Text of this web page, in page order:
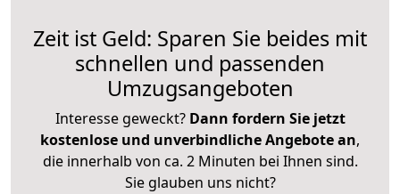
Zeit ist Geld: Sparen Sie beides mit
schnellen und passenden
Umzugsangeboten
Interesse geweckt? Dann fordern Sie jetzt
kostenlose und unverbindliche Angebote an,
die innerhalb von ca. 2 Minuten bei Ihnen sind.
Sie glauben uns nicht?